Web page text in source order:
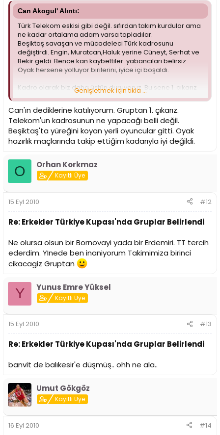
Can Akogul' Alıntı:
Türk Telekom eskisi gibi değil. sıfırdan takım kurdular ama
ne kadar ortalama adam varsa topladılar.
Beşiktaş savaşan ve mücadeleci Türk kadrosunu
değiştirdi. Engin, Muratcan,Haluk yerine Cüneyt, Serhat ve
Bekir geldi. Bence kan kaybettiler. yabancıları belirsiz
Oyak hersene yolluyor birilerini, iyice içi boşaldı.
Kadro olarak biz daha üstün duruyoruz. Bu sene 1. çıkarız
diye düşünüyorum.
Genişletmek için tıkla ...
Can'ın dediklerine katılıyorum. Gruptan 1. çıkarız.
Telekom'un kadrosunun ne yapacağı belli değil.
Beşiktaş'ta yüreğini koyan yerli oyuncular gitti. Oyak
hazırlık maçlarında takip ettiğim kadarıyla iyi değildi.
O Orhan Korkmaz
Kayıtlı Üye
15 Eyl 2010 #12
Re: Erkekler Türkiye Kupası'nda Gruplar Belirlendi
Ne olursa olsun bir Bornovayi yada bir Erdemiri. TT tercih
ederdim. YInede ben inaniyorum Takimimiza birinci
cikacagiz Gruptan
Y Yunus Emre Yüksel
Kayıtlı Üye
15 Eyl 2010 #13
Re: Erkekler Türkiye Kupası'nda Gruplar Belirlendi
banvit de balıkesir'e düşmüş.. ohh ne ala..
Umut Gökgöz
Kayıtlı Üye
16 Eyl 2010 #14